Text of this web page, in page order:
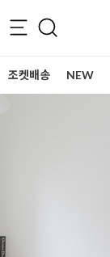
조켓배송 NEW